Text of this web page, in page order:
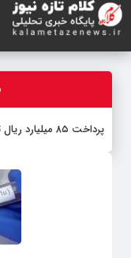
پرداخت ۸۵ میلیارد ریال تسهیلات به عشایر چناران